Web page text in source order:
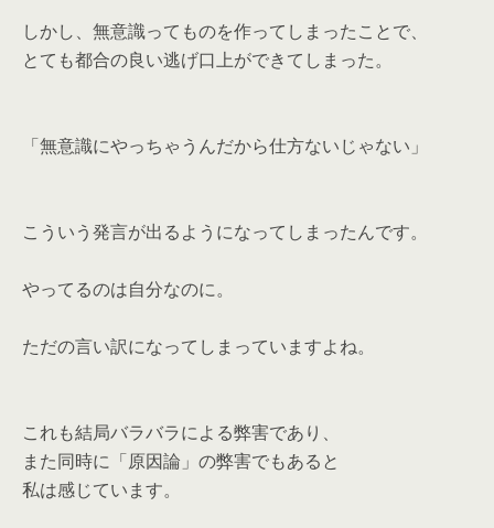
しかし、無意識ってものを作ってしまったことで、
とても都合の良い逃げ口上ができてしまった。
「無意識にやっちゃうんだから仕方ないじゃない」
こういう発言が出るようになってしまったんです。
やってるのは自分なのに。
ただの言い訳になってしまっていますよね。
これも結局バラバラによる弊害であり、
また同時に「原因論」の弊害でもあると
私は感じています。